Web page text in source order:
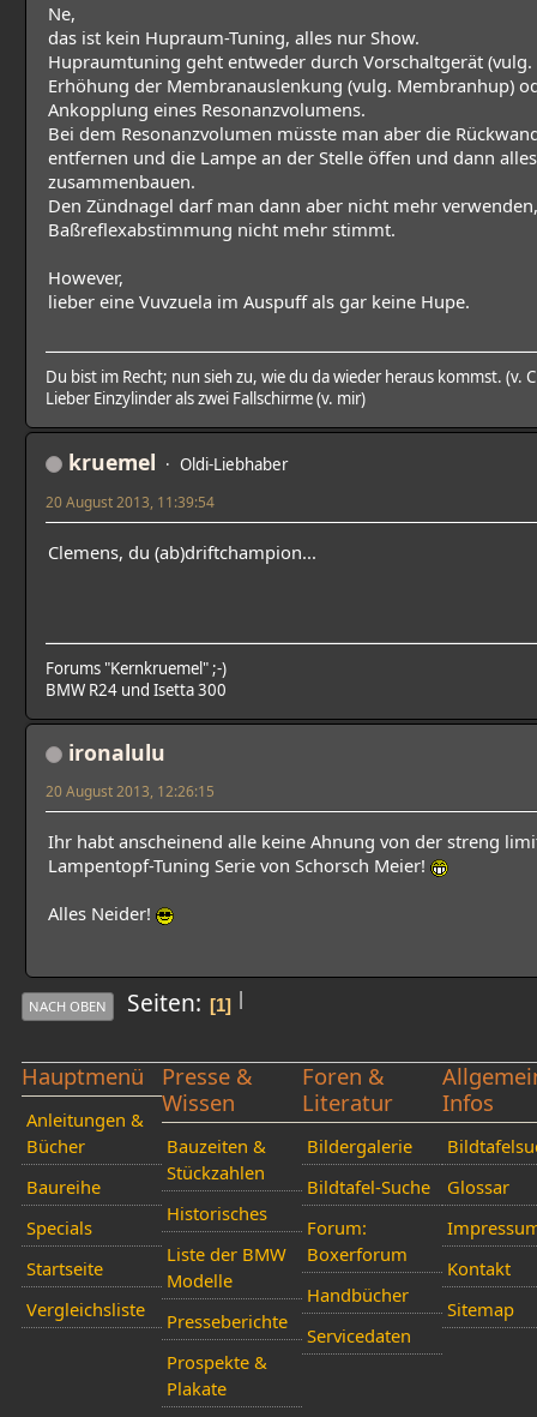
Ne,
das ist kein Hupraum-Tuning, alles nur Show.
Hupraumtuning geht entweder durch Vorschaltgerät (vulg.
Erhöhung der Membranauslenkung (vulg. Membranhup)
Ankopplung eines Resonanzvolumens.
Bei dem Resonanzvolumen müsste man aber die
entfernen und die Lampe an der Stelle öffen und dann
zusammenbauen.
Den Zündnagel darf man dann aber nicht mehr
Baßreflexabstimmung nicht mehr stimmt.
However,
lieber eine Vuvzuela im Auspuff als gar keine Hupe.
Du bist im Recht; nun sieh zu, wie du da wieder heraus kommst. (v.
Lieber Einzylinder als zwei Fallschirme (v. mir)
kruemel Oldi-Liebhaber
20 August 2013, 11:39:54
Clemens, du (ab)driftchampion...
Forums "Kernkruemel" ;-)
BMW R24 und Isetta 300
ironalulu
20 August 2013, 12:26:15
Ihr habt anscheinend alle keine Ahnung von der streng
Lampentopf-Tuning Serie von Schorsch Meier!
Alles Neider!
|
NACH OBEN Seiten 1
Hauptmenü
Anleitungen &
Bücher
Baureihe
Specials
Startseite
Vergleichsliste
Presse &
Wissen
Bauzeiten &
Stückzahlen
Historisches
Liste der BMW
Modelle
Presseberichte
Prospekte &
Plakate
Foren &
Literatur
Bildergalerie
Bildtafel-Suche
Forum:
Boxerforum
Handbücher
Servicedaten
Infos
Glossar
Kontakt
Sitemap